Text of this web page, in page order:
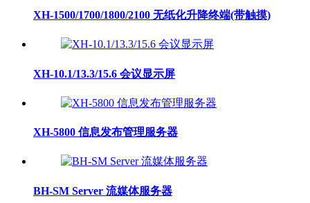
XH-1500/1700/1800/2100 无纸化升降终端(带触摸)
XH-10.1/13.3/15.6 会议显示屏
XH-5800 信息发布管理服务器
BH-SM Server 流媒体服务器